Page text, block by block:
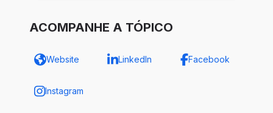
ACOMPANHE A TÓPICO
Website LinkedIn Facebook
Instagram